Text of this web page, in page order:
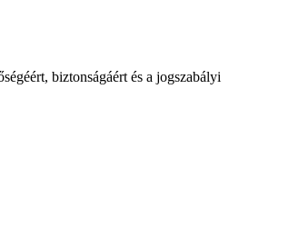
biztonságáért és a jogszabályi